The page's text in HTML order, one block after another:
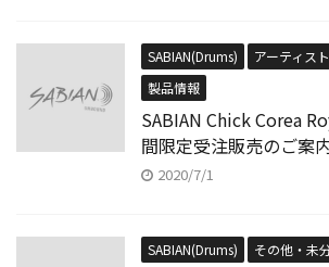
SABIAN(Drums) アーティス
製品情報
SABIAN Chick Corea
間限定受注販売のご案
2020/7/1
SABIAN(Drums) その他・未